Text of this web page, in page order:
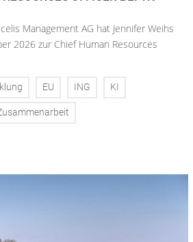
Management AG hat Jennifer Weihs
2026 zur Chief Human Resources
EU ING KI